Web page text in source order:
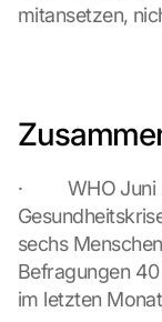
mitansetzen,
·         WHO
sechs
Befragungen
im letzten
n
e
,
y
o
a
g